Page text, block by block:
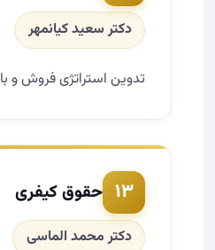
دکتر سعید کیانمهر
تدوین استراتژی فروش و
۱۳ حقوق کیفری
دکتر محمد الماسی